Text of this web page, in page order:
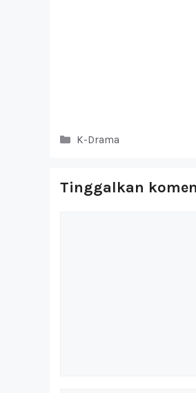
Kategori
K-Drama
Tinggalkan